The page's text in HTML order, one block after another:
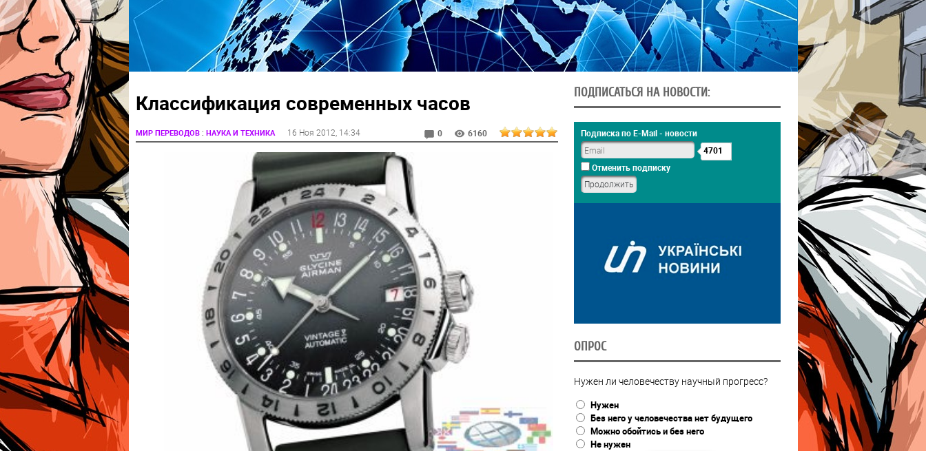
Классификация современных часов
МИР ПЕРЕВОДОВ: НАУКА И ТЕХНИКА 16 Ноя 2012 , 14:34 0 6160
ПОДПИСАТЬСЯ НА НОВОСТИ:
Подписка по E-Mail - новости
4701
Отменить подписку
ОПРОС
Нужен ли человечеству научный прогресс?
Нужен
Без него у человечества нет будущего
Можно обойтись и без него
Не нужен